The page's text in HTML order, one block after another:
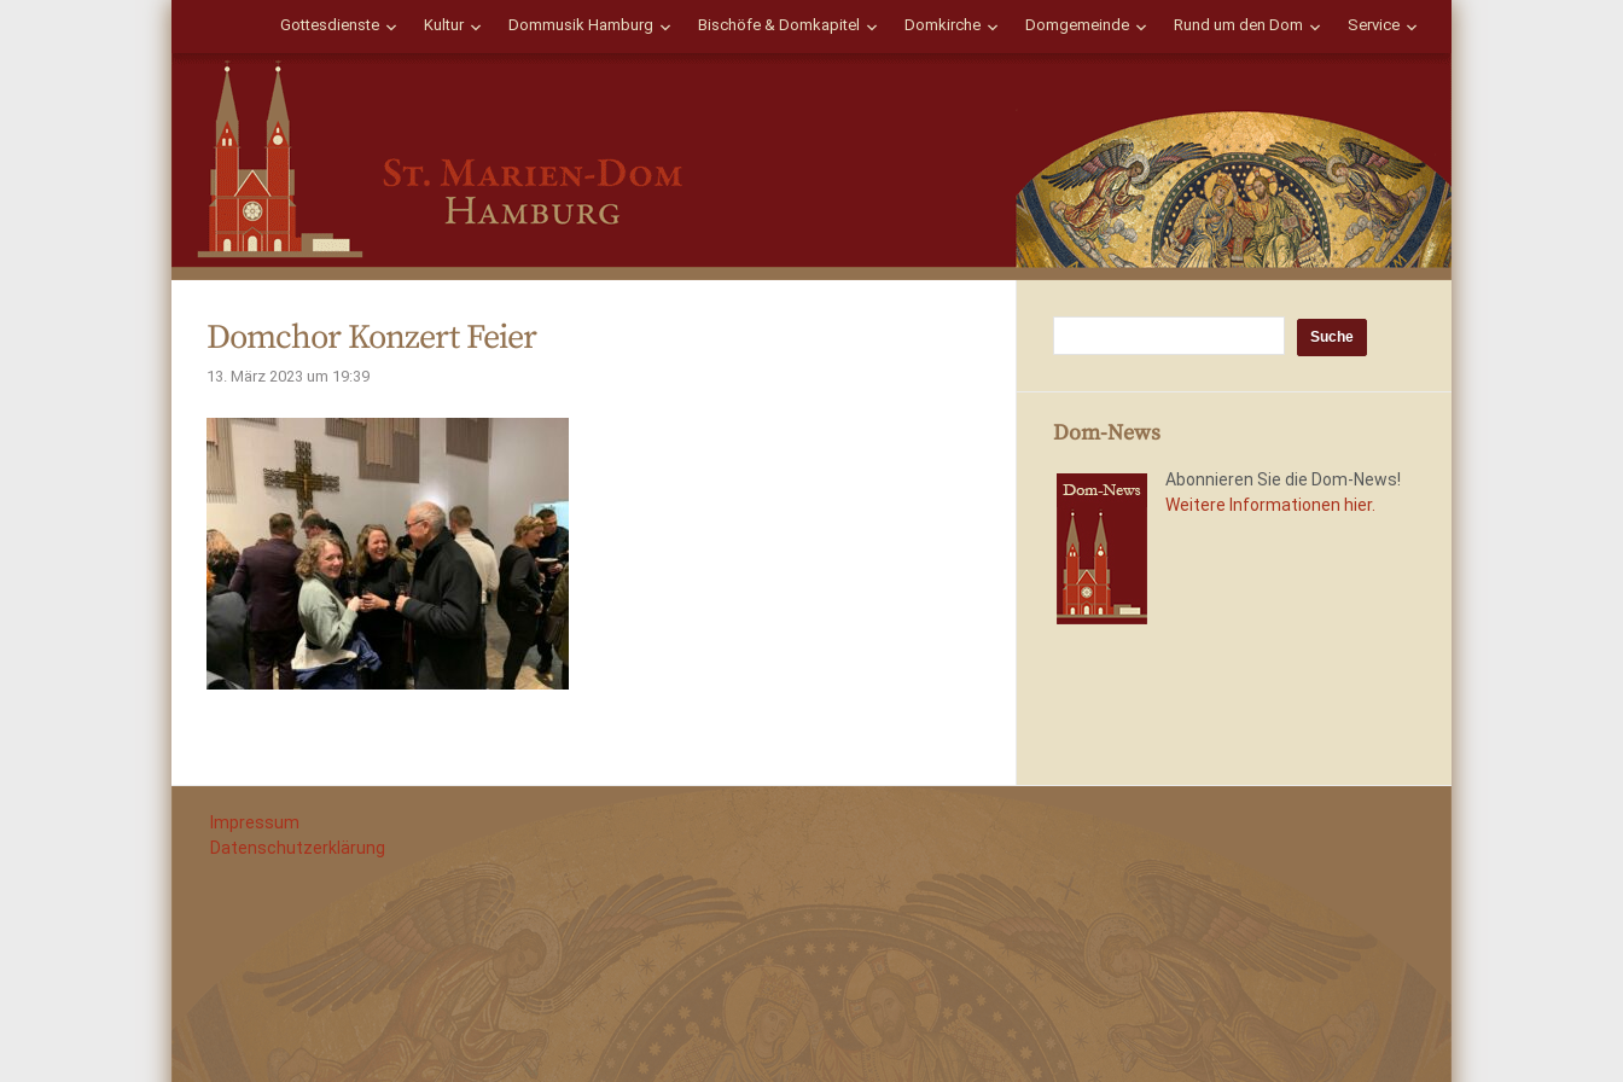
Gottesdienste Kultur Dommusik Hamburg Bischöfe & Domkapitel Domkirche Domgemeinde Rund um den Dom Service
Domchor Konzert Feier
13. März 2023 um 19:39
Dom-News
Abonnieren Sie die Dom-News!
Weitere Informationen hier.
Impressum
Datenschutzerklärung